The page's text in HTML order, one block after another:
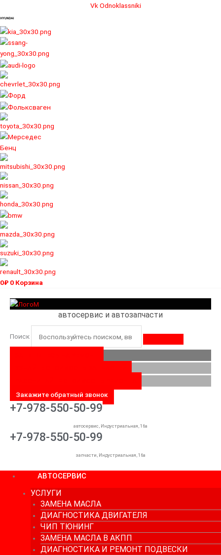
к
содержимому
Vk Odnoklassniki
0₽ 0 Корзина
автосервис и автозапчасти
Поиск
Закажите обратный звонок
+7-978-550-50-99
автосервис, Индустриальная, 16а
+7-978-550-50-99
запчасти, Индустриальная, 16а
АВТОСЕРВИС
УСЛУГИ
ЗАМЕНА МАСЛА
ДИАГНОСТИКА ДВИГАТЕЛЯ
ЧИП ТЮНИНГ
ЗАМЕНА МАСЛА В АКПП
ДИАГНОСТИКА И РЕМОНТ ПОДВЕСКИ